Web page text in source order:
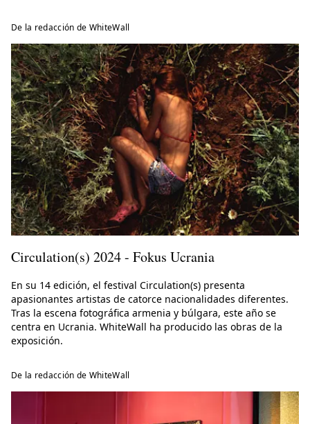
De la redacción de WhiteWall
Circulation(s) 2024 - Fokus Ucrania
En su 14 edición, el festival Circulation(s) presenta
apasionantes artistas de catorce nacionalidades diferentes.
Tras la escena fotográfica armenia y búlgara, este año se
centra en Ucrania. WhiteWall ha producido las obras de la
exposición.
De la redacción de WhiteWall